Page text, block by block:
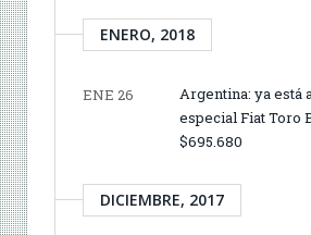
ENERO, 2018
ENE 26
Argentina: ya está
especial Fiat Toro
$695.680
DICIEMBRE, 2017